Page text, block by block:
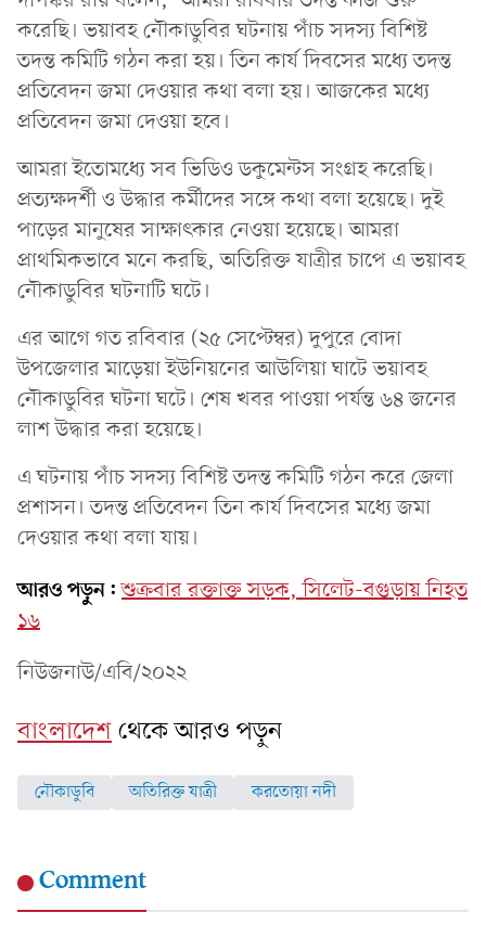
করেছি। ভয়াবহ নৌকাডুবির ঘটনায় পাঁচ সদস্য বিশিষ্ট
তদন্ত কমিটি গঠন করা হয়। তিন কার্য দিবসের মধ্যে তদন্ত
প্রতিবেদন জমা দেওয়ার কথা বলা হয়। আজকের মধ্যে
প্রতিবেদন জমা দেওয়া হবে।
আমরা ইতোমধ্যে সব ভিডিও ডকুমেন্টস সংগ্রহ করেছি।
প্রত্যক্ষদর্শী ও উদ্ধার কর্মীদের সঙ্গে কথা বলা হয়েছে। দুই
পাড়ের মানুষের সাক্ষাৎকার নেওয়া হয়েছে। আমরা
প্রাথমিকভাবে মনে করছি, অতিরিক্ত যাত্রীর চাপে এ ভয়াবহ
নৌকাডুবির ঘটনাটি ঘটে।
এর আগে গত রবিবার (২৫ সেপ্টেম্বর) দুপুরে বোদা
উপজেলার মাড়েয়া ইউনিয়নের আউলিয়া ঘাটে ভয়াবহ
নৌকাডুবির ঘটনা ঘটে। শেষ খবর পাওয়া পর্যন্ত ৬৪ জনের
লাশ উদ্ধার করা হয়েছে।
এ ঘটনায় পাঁচ সদস্য বিশিষ্ট তদন্ত কমিটি গঠন করে জেলা
প্রশাসন। তদন্ত প্রতিবেদন তিন কার্য দিবসের মধ্যে জমা
দেওয়ার কথা বলা যায়।
আরও পড়ুন: শুক্রবার রক্তাক্ত সড়ক, সিলেট-বগুড়ায় নিহত
১৬
নিউজনাউ/এবি/২০২২
বাংলাদেশথেকে আরও পড়ুন
নৌকাডুবি অতিরিক্ত যাত্রী করতোয়া নদী
Comment